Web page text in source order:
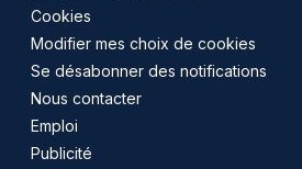
Cookies
Modifier mes choix de cookies
Se désabonner des notifications
Nous contacter
Emploi
Publicité